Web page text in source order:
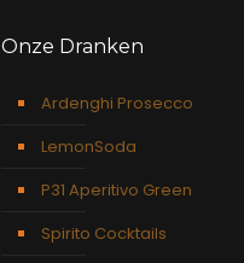
Onze Dranken
Ardenghi Prosecco
LemonSoda
P31 Aperitivo Green
Spirito Cocktails